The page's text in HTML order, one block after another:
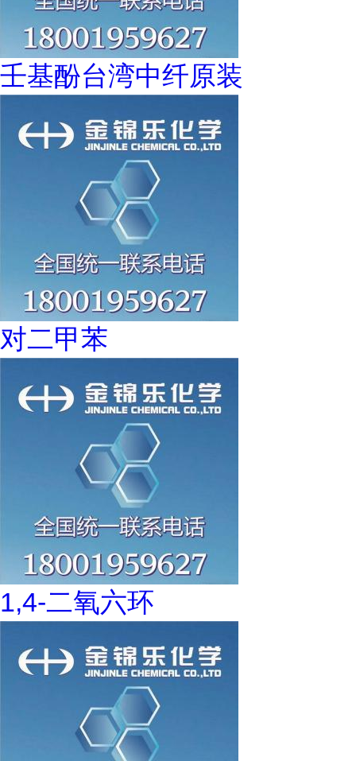
壬基酚台湾中纤原装
对二甲苯
1,4-二氧六环